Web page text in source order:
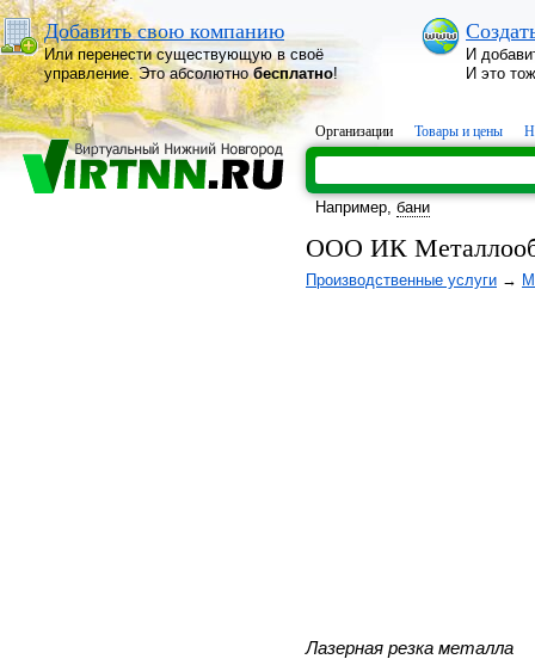
Добавить свою компанию
Или перенести существующую в своё
управление. Это абсолютнобесплатно!
И
И это
Организации Товары и цены
Например, бани
ООО ИК
Производственные услуги →
Лазерная резка металла